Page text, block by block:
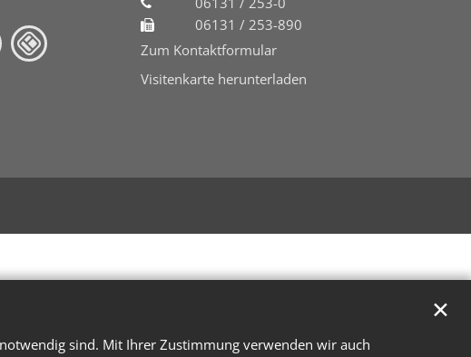
sind. Mit Ihrer Zustimmung verwenden wir auch
✕
06131 / 253-890
Zum Kontaktformular
Visitenkarte herunterladen